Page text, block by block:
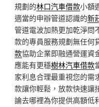
規劃的林口汽車借款小額
適當的申辦管道認識的新
管道電波加熱更加乾淨問
款的專員服務規劃無任何
款協助企業即融通營運資
應能有更穩樹林汽車借款
家利息合理最重視您的需
款讓你輕鬆，放款快速讓
論去哪裡為你提供高額低